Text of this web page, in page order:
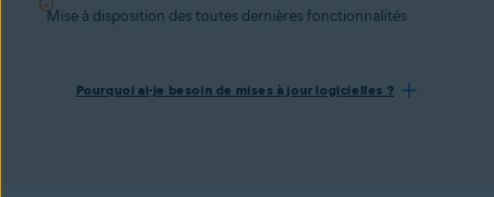
Mise à disposition des toutes dernières fonctionnalités
Pourquoi ai-je besoin de mises à jour logicielles ?